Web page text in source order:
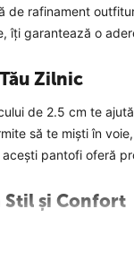
de rafinament
îți garantează o
Zilnic
de 2.5 cm te
să te miști în
pantofi oferă
Stil și Confort
must-have-ul